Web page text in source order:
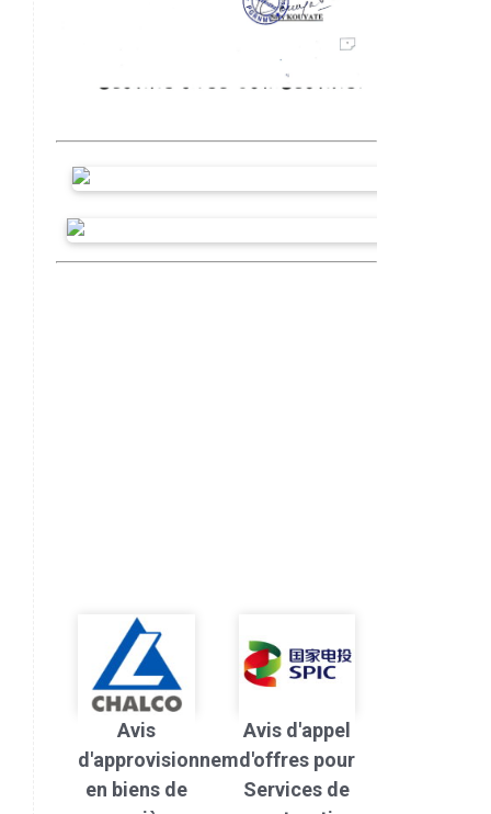
Avis
d'approvisionnement
en biens de
Avis d'appel
d'offres pour
Services de